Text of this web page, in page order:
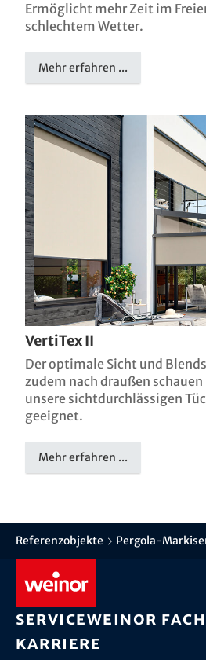
Ermöglicht mehr Zeit im
schlechtem Wetter.
Mehr erfahren ...
VertiTex II
Der optimale Sicht und
zudem nach draußen
unsere sichtdurchlässigen
geeignet.
Mehr erfahren ...
Referenzobjekte Pergola-
Serviceweinor
Karriere